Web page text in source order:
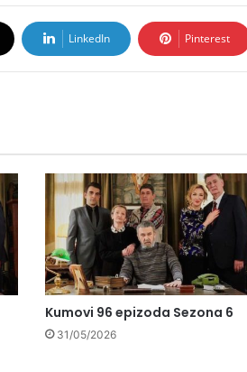
LinkedIn Pinterest
Kumovi 96 epizoda Sezona 6
31/05/2026